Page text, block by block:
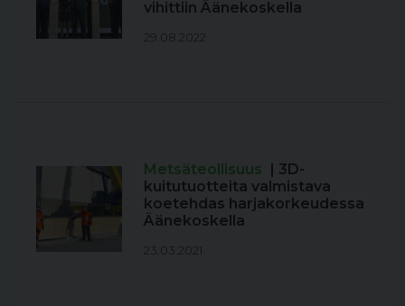
vihittiin Äänekoskella
29.08.2022
Metsäteollisuus | 3D-
kuitutuotteita valmistava
koetehdas harjakorkeudessa
Äänekoskella
23.03.2021